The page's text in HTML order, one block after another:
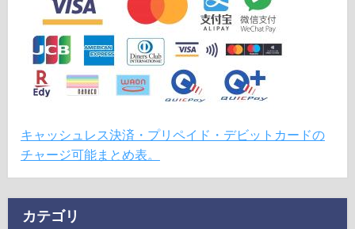
キャッシュレス決済・プリペイド・デビットカードの
チャージ可能まとめ表。
カテゴリ